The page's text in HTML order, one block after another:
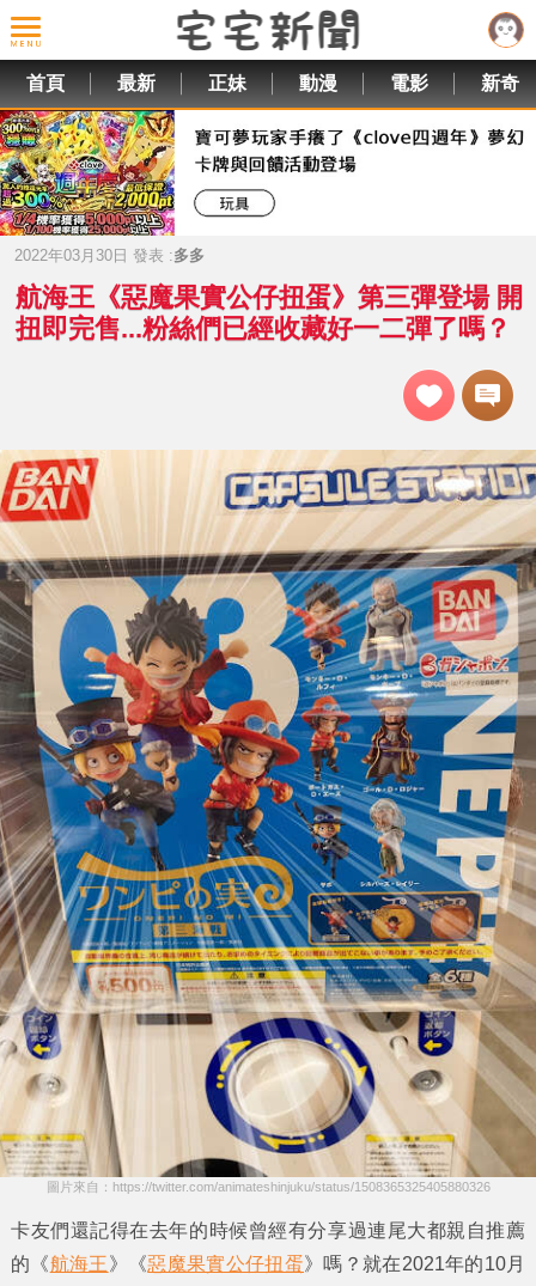
首頁 最新 正妹 動漫 電影 新奇
2022年03月30日 發表 :多多
航海王《惡魔果實公仔扭蛋》第三彈登場 開
扭即完售...粉絲們已經收藏好一二彈了嗎？
圖片來自：https://twitter.com/animateshinjuku/status/1508365325405880326
卡友們還記得在去年的時候曾經有分享過連尾大都親自推薦
的《航海王》《惡魔果實公仔扭蛋》嗎？就在2021年的10月